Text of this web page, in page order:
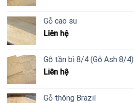
Gỗ cao su
Liên hệ
Gỗ tần bì 8/4 (Gỗ Ash 8/4)
Liên hệ
Gỗ thông Brazil